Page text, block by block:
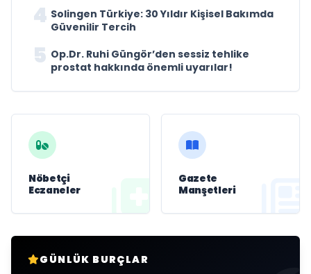
4 Solingen Türkiye: 30 Yıldır Kişisel Bakımda
Güvenilir Tercih
5 Op.Dr. Ruhi Güngör’den sessiz tehlike
prostat hakkında önemli uyarılar!
Nöbetçi
Eczaneler
Gazete
Manşetleri
GÜNLÜK BURÇLAR